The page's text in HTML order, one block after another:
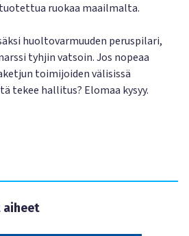
ruokaa maailmalta.
huoltovarmuuden peruspilari,
tyhjin vatsoin. Jos nopeaa
toimijoiden välisissä
tekee hallitus? Elomaa kysyy.